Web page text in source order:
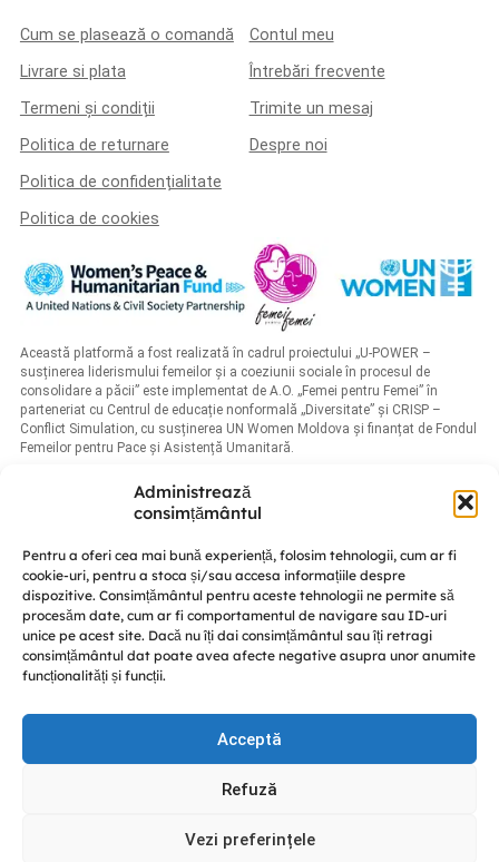
Administrează
consimțământul
Pentru a oferi cea mai bună experiență, folosim tehnologii, cum ar fi
cookie-uri, pentru a stoca și/sau accesa informațiile despre
dispozitive. Consimțământul pentru aceste tehnologii ne permite să
procesăm date, cum ar fi comportamentul de navigare sau ID-uri
unice pe acest site. Dacă nu îți dai consimțământul sau îți retragi
consimțământul dat poate avea afecte negative asupra unor anumite
funcționalități și funcții.
Acceptă
Refuză
Vezi preferințele
Cum se plasează o comandă
Livrare si plata
Termeni și condiții
Politica de returnare
Politica de confidențialitate
Politica de cookies
Contul meu
Întrebări frecvente
Trimite un mesaj
Despre noi
Această platformă a fost realizată în cadrul proiectului „U-POWER –
susținerea liderismului femeilor și a coeziunii sociale în procesul de
consolidare a păcii” este implementat de A.O. „Femei pentru Femei” în
parteneriat cu Centrul de educație nonformală „Diversitate” și CRISP –
Conflict Simulation, cu susținerea UN Women Moldova și finanțat de Fondul
Femeilor pentru Pace și Asistență Umanitară.
Discută cu noi
© GREENPACK 2024
This site is protected by reCAPTCHA and the GooglePrivacy
Policy
Facebook InstagramYouTube